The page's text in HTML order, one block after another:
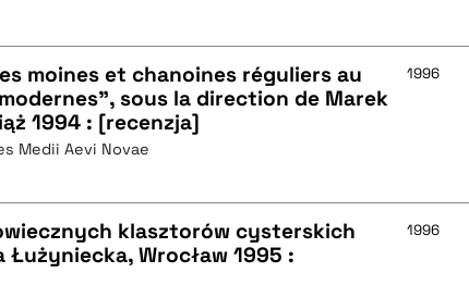
moines et chanoines réguliers au
sous la direction de Marek
1994 : [recenzja]
Medii Aevi Novae
1996
klasztorów cysterskich
Wrocław 1995 :
1996